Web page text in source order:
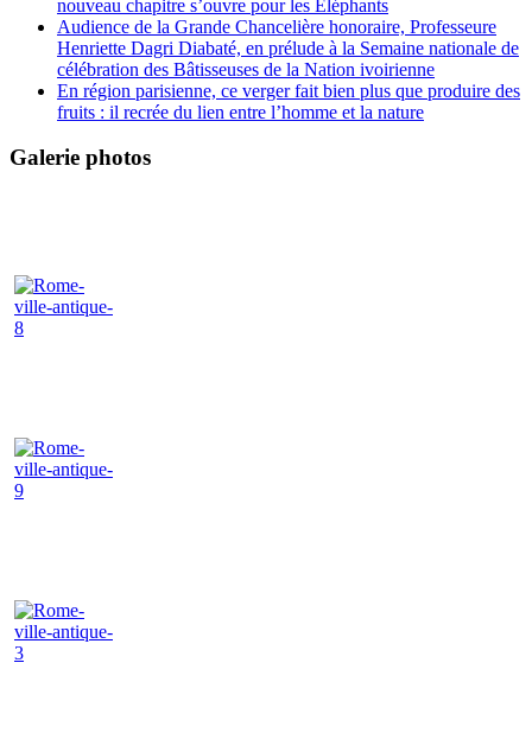
nouveau chapitre s’ouvre pour les Éléphants
Audience de la Grande Chancelière honoraire, Professeure
Henriette Dagri Diabaté, en prélude à la Semaine nationale de
célébration des Bâtisseuses de la Nation ivoirienne
En région parisienne, ce verger fait bien plus que produire des
fruits : il recrée du lien entre l’homme et la nature
Galerie photos